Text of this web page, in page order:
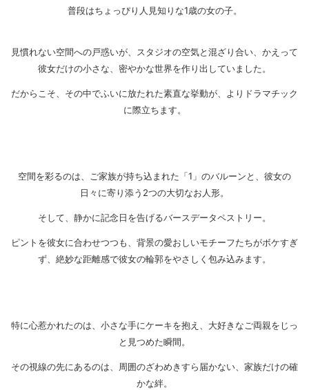
普段はちょっぴり人見知りな1歳の女の子。
見慣れない空間への戸惑いが、スタジオの空気と混ざり合い、かえって
彼女だけの小さな、密やかな世界を作り出していました。
だからこそ、その中でふいに放たれた素直な挙動が、よりドラマチック
に際立ちます。
空間を彩るのは、ご家族が持ち込まれた「1」のバルーンと、彼女の
日々に寄り添う2つの大切なお人形。
そして、静かに記念日を告げるバースデータペストリー。
ピントを彼女に合わせつつも、背景の愛おしいモチーフたちがボケすぎ
ず、絶妙な距離感で彼女の輪郭をやさしく包み込みます。
特に心惹かれたのは、小さな手にケーキを抱え、大好きなご両親をじっ
と見つめた瞬間。
その視線の先にあるのは、周囲のざわめきすら届かない、家族だけの確
かな絆。